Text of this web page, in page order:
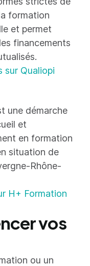
formation
et permet
financements
sur Qualiopi
une démarche
et
en formation
situation de
Rhône-
H+ Formation
vos
ou un